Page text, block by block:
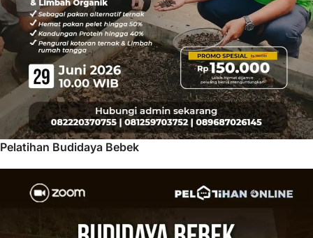
Pelatihan Budidaya Bebek